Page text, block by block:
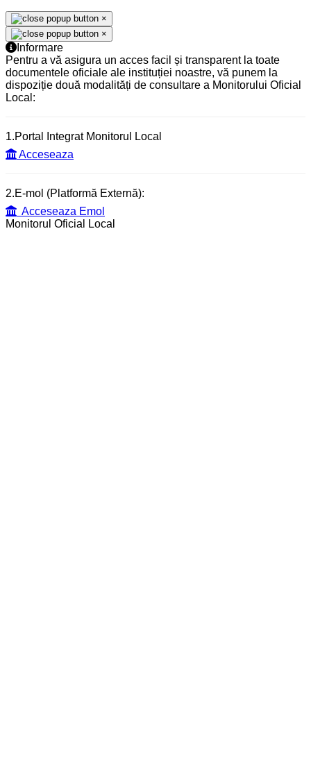
×
×
Informare
Pentru a vă asigura un acces facil și transparent la toate
documentele oficiale ale instituției noastre, vă punem la
dispoziție două modalități de consultare a Monitorului Oficial
Local:
1.Portal Integrat Monitorul Local
Acceseaza
2.E-mol (Platformă Externă):
Acceseaza Emol
Monitorul Oficial Local